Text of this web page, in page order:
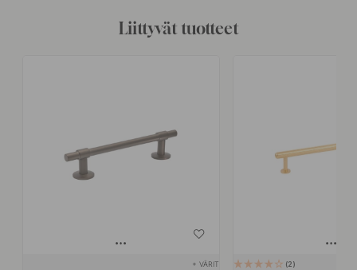
Liittyvät tuotteet
+ VÄRIT 2